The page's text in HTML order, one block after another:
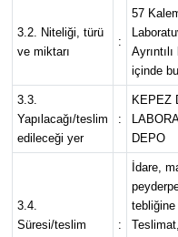
3.2. Niteliği, türü
ve miktarı
:
57
içinde
3.3.
Yapılacağı/teslim
edileceği yer
:
KEPEZ
DEPO
3.4.
Süresi/teslim
:
İdare,
tebliğine
Resmi İlanlar